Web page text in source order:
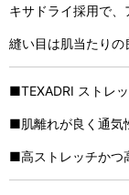
キサドライ採用で、
縫い目は肌当たりの
■TEXADRI ストレ
■肌離れが良く通気
■高ストレッチかつ